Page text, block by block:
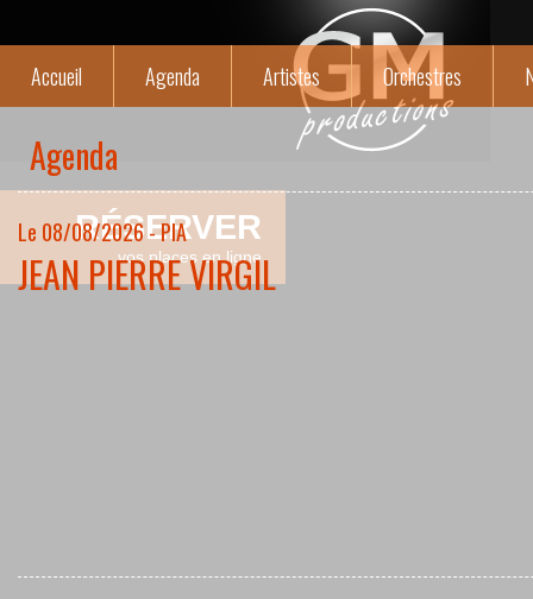
RÉSERVER
vos places en ligne
Accueil Agenda Artistes Orchestres
Agenda
Le 08/08/2026 - PIA
JEAN PIERRE VIRGIL